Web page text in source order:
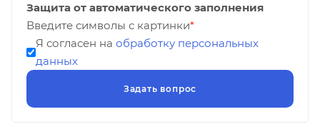
Защита от автоматического заполнения
Введите символы с картинки*
Я согласен на обработку персональных
данных